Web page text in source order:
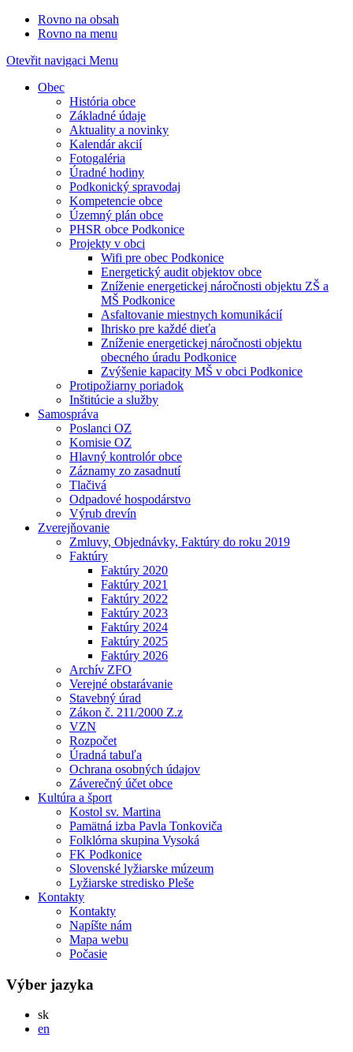
Rovno na obsah
Rovno na menu
Otevřit navigaci Menu
Obec
História obce
Základné údaje
Aktuality a novinky
Kalendár akcií
Fotogaléria
Úradné hodiny
Podkonický spravodaj
Kompetencie obce
Územný plán obce
PHSR obce Podkonice
Projekty v obci
Wifi pre obec Podkonice
Energetický audit objektov obce
Zníženie energetickej náročnosti objektu ZŠ a
MŠ Podkonice
Asfaltovanie miestnych komunikácií
Ihrisko pre každé dieťa
Zníženie energetickej náročnosti objektu
obecného úradu Podkonice
Zvýšenie kapacity MŠ v obci Podkonice
Protipožiarny poriadok
Inštitúcie a služby
Samospráva
Poslanci OZ
Komisie OZ
Hlavný kontrolór obce
Záznamy zo zasadnutí
Tlačivá
Odpadové hospodárstvo
Výrub drevín
Zverejňovanie
Zmluvy, Objednávky, Faktúry do roku 2019
Faktúry
Faktúry 2020
Faktúry 2021
Faktúry 2022
Faktúry 2023
Faktúry 2024
Faktúry 2025
Faktúry 2026
Archív ZFO
Verejné obstarávanie
Stavebný úrad
Zákon č. 211/2000 Z.z
VZN
Rozpočet
Úradná tabuľa
Ochrana osobných údajov
Záverečný účet obce
Kultúra a šport
Kostol sv. Martina
Pamätná izba Pavla Tonkoviča
Folklórna skupina Vysoká
FK Podkonice
Slovenské lyžiarske múzeum
Lyžiarske stredisko Pleše
Kontakty
Kontakty
Napíšte nám
Mapa webu
Počasie
Výber jazyka
skSlovensky
en